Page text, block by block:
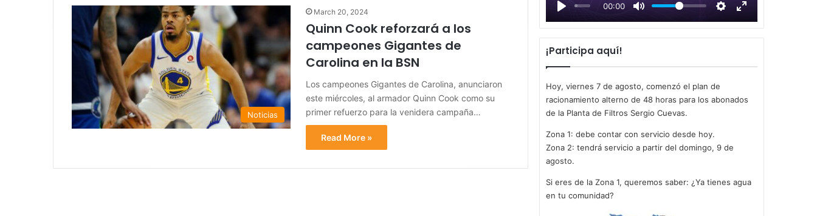
Noticias
March 20, 2024
Quinn Cook reforzará a los
campeones Gigantes de
Carolina en la BSN
Los campeones Gigantes de Carolina, anunciaron
este miércoles, al armador Quinn Cook como su
primer refuerzo para la venidera campaña…
Read More »
00:00
a
y
¡Participa aquí!
Hoy, viernes 7 de agosto, comenzó el plan de
racionamiento alterno de 48 horas para los abonados
de la Planta de Filtros Sergio Cuevas.
Zona 1: debe contar con servicio desde hoy.
Zona 2: tendrá servicio a partir del domingo, 9 de
agosto.
Si eres de la Zona 1, queremos saber: ¿Ya tienes agua
en tu comunidad?